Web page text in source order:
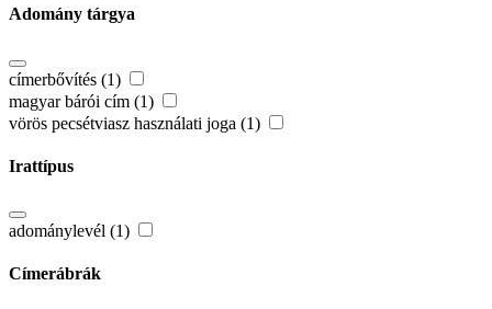
Adomány tárgya
címerbővítés (1)
magyar bárói cím (1)
vörös pecsétviasz használati joga (1)
Irattípus
adománylevél (1)
Címerábrák